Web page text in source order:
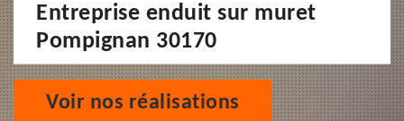
Entreprise enduit sur muret
Pompignan 30170
Voir nos réalisations